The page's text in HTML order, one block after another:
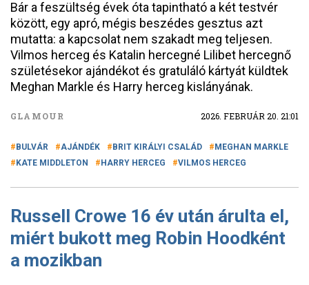
Bár a feszültség évek óta tapintható a két testvér
között, egy apró, mégis beszédes gesztus azt
mutatta: a kapcsolat nem szakadt meg teljesen.
Vilmos herceg és Katalin hercegné Lilibet hercegnő
születésekor ajándékot és gratuláló kártyát küldtek
Meghan Markle és Harry herceg kislányának.
GLAMOUR 2026. FEBRUÁR 20. 21:01
BULVÁR AJÁNDÉK BRIT KIRÁLYI CSALÁD
MEGHAN MARKLE
KATE MIDDLETON
HARRY HERCEG VILMOS HERCEG
Russell Crowe 16 év után árulta el,
miért bukott meg Robin Hoodként
a mozikban